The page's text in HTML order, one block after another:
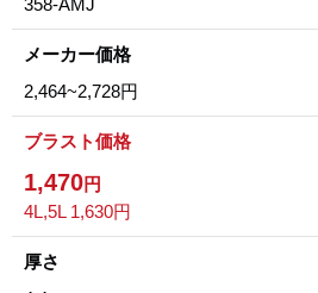
358-AMJ
メーカー価格
2,464~2,728円
ブラスト価格
1,470円
4L,5L 1,630円
厚さ